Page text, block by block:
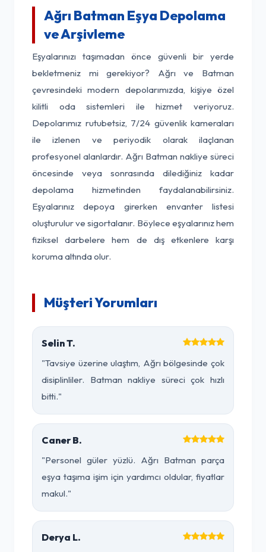
Ağrı Batman Eşya Depolama
ve Arşivleme
Eşyalarınızı taşımadan önce güvenli bir yerde
bekletmeniz mi gerekiyor? Ağrı ve Batman
çevresindeki modern depolarımızda, kişiye özel
kilitli oda sistemleri ile hizmet veriyoruz.
Depolarımız rutubetsiz, 7/24 güvenlik kameraları
ile izlenen ve periyodik olarak ilaçlanan
profesyonel alanlardır. Ağrı Batman nakliye süreci
öncesinde veya sonrasında dilediğiniz kadar
depolama hizmetinden faydalanabilirsiniz.
Eşyalarınız depoya girerken envanter listesi
oluşturulur ve sigortalanır. Böylece eşyalarınız hem
fiziksel darbelere hem de dış etkenlere karşı
koruma altında olur.
Müşteri Yorumları
Selin T.
"Tavsiye üzerine ulaştım, Ağrı bölgesinde çok
disiplinliler. Batman nakliye süreci çok hızlı
bitti."
Caner B.
"Personel güler yüzlü. Ağrı Batman parça
eşya taşıma işim için yardımcı oldular, fiyatlar
makul."
Derya L.